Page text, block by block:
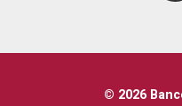
© 2026